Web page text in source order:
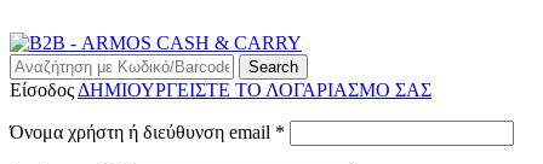
Search
Είσοδος ΔΗΜΙΟΥΡΓΕΙΣΤΕ ΤΟ ΛΟΓΑΡΙΑΣΜΟ ΣΑΣ
Όνομα χρήστη ή διεύθυνση email *